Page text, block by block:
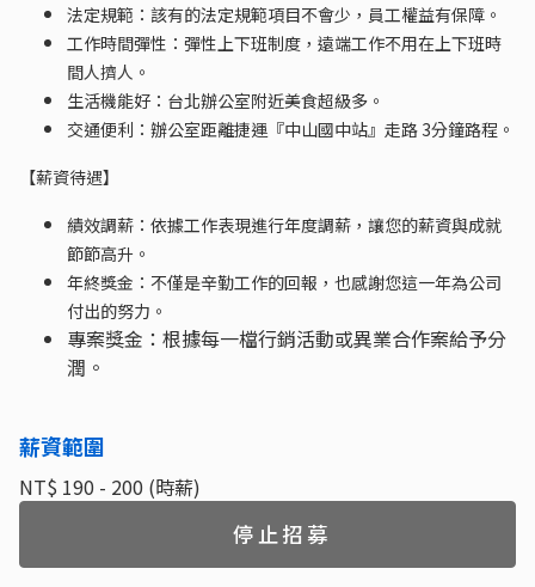
法定規範：該有的法定規範項目不會少，員工權益有保障。
工作時間彈性：彈性上下班制度，遠端工作不用在上下班時
間人擠人。
生活機能好：台北辦公室附近美食超級多。
交通便利：辦公室距離捷運『中山國中站』走路 3分鐘路程。
【薪資待遇】
績效調薪：依據工作表現進行年度調薪，讓您的薪資與成就
節節高升。
年終獎金：不僅是辛勤工作的回報，也感謝您這一年為公司
付出的努力。
專案獎金：根據每一檔行銷活動或異業合作案給予分
潤。
薪資範圍
NT$ 190 - 200 (時薪)
停止招募